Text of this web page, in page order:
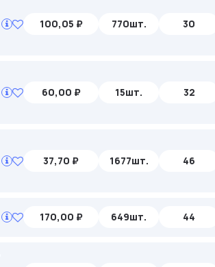
100,05 ₽ 770шт. 30
60,00 ₽ 15шт. 32
37,70 ₽ 1677шт. 46
170,00 ₽ 649шт. 44